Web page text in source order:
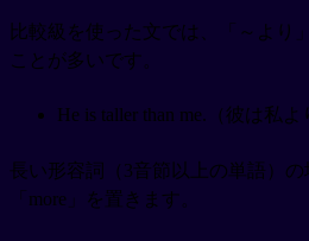
比較級を使った文では、「～より
ことが多いです。
He is taller than me.（彼は私よ
長い形容詞（3音節以上の単語）
「more」を置きます。